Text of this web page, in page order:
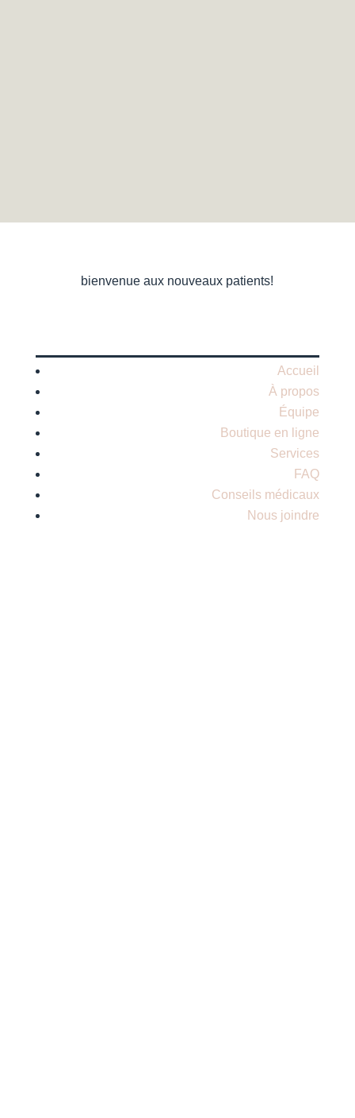
bienvenue aux nouveaux patients!
Accueil
À propos
Équipe
Boutique en ligne
Services
FAQ
Conseils médicaux
Nous joindre